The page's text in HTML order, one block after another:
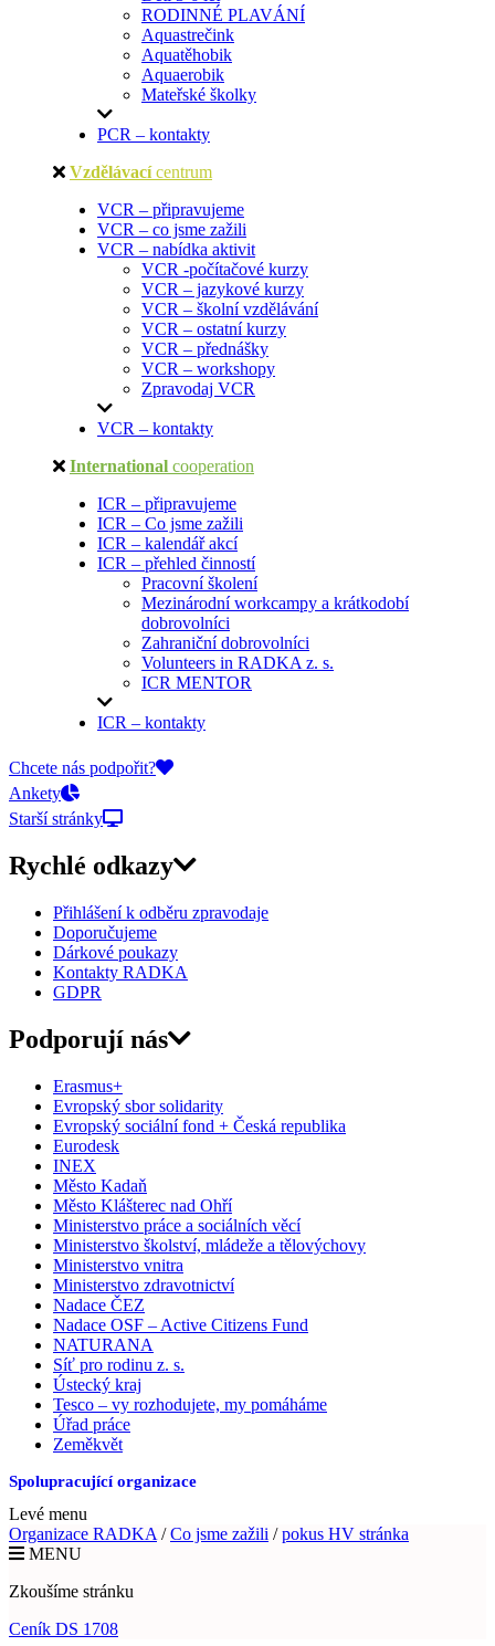
RODINNÉ PLAVÁNÍ
Aquastrečink
Aquatěhobik
Aquaerobik
Mateřské školky
PCR – kontakty
Vzdělávací centrum
VCR – připravujeme
VCR – co jsme zažili
VCR – nabídka aktivit
VCR -počítačové kurzy
VCR – jazykové kurzy
VCR – školní vzdělávání
VCR – ostatní kurzy
VCR – přednášky
VCR – workshopy
Zpravodaj VCR
VCR – kontakty
International cooperation
ICR – připravujeme
ICR – Co jsme zažili
ICR – kalendář akcí
ICR – přehled činností
Pracovní školení
Mezinárodní workcampy a krátkodobí
dobrovolníci
Zahraniční dobrovolníci
Volunteers in RADKA z. s.
ICR MENTOR
ICR – kontakty
On-line přihlášky
Chcete nás podpořit?
Ankety
Starší stránky
Rychlé odkazy
Přihlášení k odběru zpravodaje
Doporučujeme
Dárkové poukazy
Kontakty RADKA
GDPR
Podporují nás
Erasmus+
Evropský sbor solidarity
Evropský sociální fond + Česká republika
Eurodesk
INEX
Město Kadaň
Město Klášterec nad Ohří
Ministerstvo práce a sociálních věcí
Ministerstvo školství, mládeže a tělovýchovy
Ministerstvo vnitra
Ministerstvo zdravotnictví
Nadace ČEZ
Nadace OSF – Active Citizens Fund
NATURANA
Síť pro rodinu z. s.
Ústecký kraj
Tesco – vy rozhodujete, my pomáháme
Úřad práce
Zeměkvět
Spolupracující organizace
Levé menu
Organizace RADKA /Co jsme zažili /pokus HV stránka
MENU
Zkoušíme stránku
Ceník DS 1708